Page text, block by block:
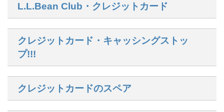
L.L.Bean Club・クレジットカード
クレジットカード・キャッシングストッ
プ!!!
クレジットカードのスペア